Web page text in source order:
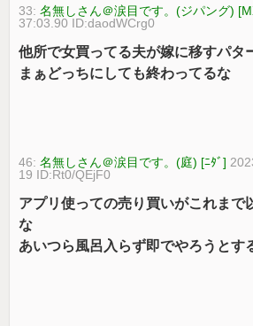
33:名無しさん＠涙目です。(ジパング)
37:03.90 ID:daodWCrg0
他所で女買ってる夫が嫁に移すパタ
まぁどっちにしても終わってるな
46:名無しさん＠涙目です。(庭) [ﾆﾀﾞ]
19 ID:Rt0/QEjF0
アプリ使っての売り買いがこれまで
な
あいつら風呂入らず即でやろうとす